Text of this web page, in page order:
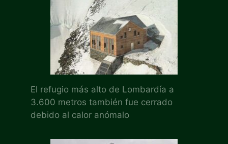
El refugio más alto de Lombardía a
3.600 metros también fue cerrado
debido al calor anómalo